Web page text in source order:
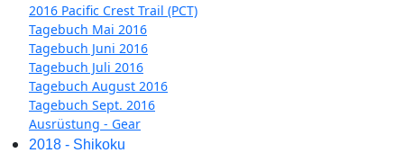
2016 Pacific Crest Trail (PCT)
Tagebuch Mai 2016
Tagebuch Juni 2016
Tagebuch Juli 2016
Tagebuch August 2016
Tagebuch Sept. 2016
Ausrüstung - Gear
2018 - Shikoku